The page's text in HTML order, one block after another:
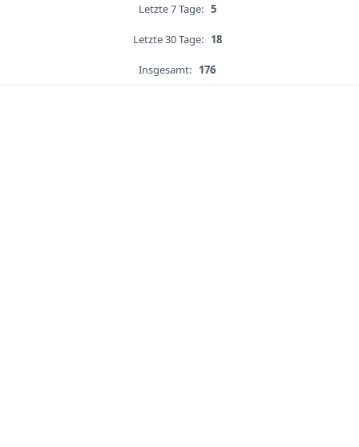
Letzte 7 Tage: 5
Letzte 30 Tage: 18
Insgesamt: 176